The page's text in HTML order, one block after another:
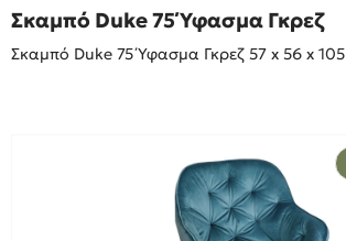
Σκαμπό Duke 75 Ύφασμα Γκρεζ
Σκαμπό Duke 75 Ύφασμα Γκρεζ 57 x 56 x 105